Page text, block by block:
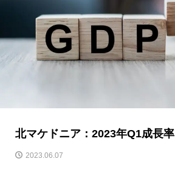
北マケドニア：2023年Q1成長率
2023.06.07